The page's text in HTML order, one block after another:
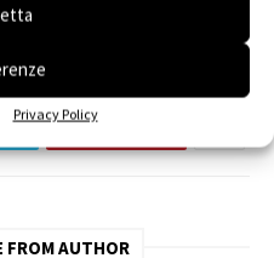
Privacy Policy
FROM AUTHOR